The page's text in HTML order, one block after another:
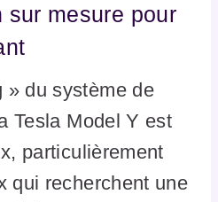
sur mesure pour
» du système de
Tesla Model Y est
particulièrement
qui recherchent une